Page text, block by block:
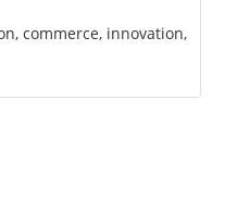
commerce, innovation,